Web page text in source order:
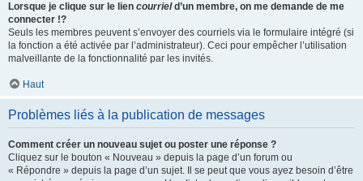
Lorsque je clique sur le lien courrield’un membre, on me demande de me
connecter !?
Seuls les membres peuvent s’envoyer des courriels via le formulaire intégré (si
la fonction a été activée par l’administrateur). Ceci pour empêcher l’utilisation
malveillante de la fonctionnalité par les invités.
Haut
Problèmes liés à la publication de messages
Comment créer un nouveau sujet ou poster une réponse ?
Cliquez sur le bouton « Nouveau » depuis la page d’un forum ou
« Répondre » depuis la page d’un sujet. Il se peut que vous ayez besoin d’être